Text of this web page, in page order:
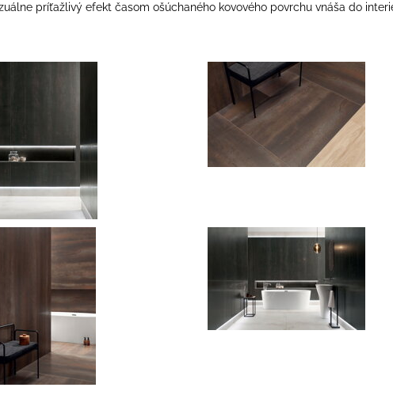
príťažlivý efekt časom ošúchaného kovového povrchu vnáša do